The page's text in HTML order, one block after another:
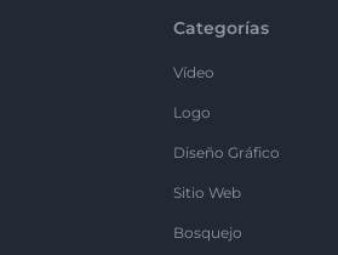
Categorías
Vídeo
Logo
Diseño Gráfico
Sitio Web
Bosquejo